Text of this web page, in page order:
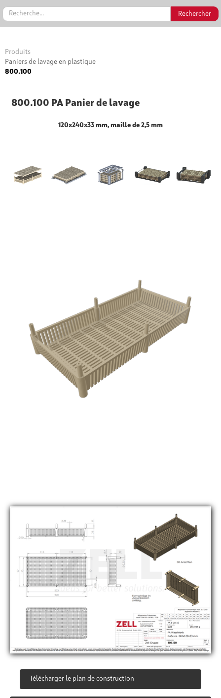
Produits
Paniers de lavage en plastique
800.100
800.100 PA Panier de lavage
120x240x33 mm, maille de 2,5 mm
Télécharger le plan de construction